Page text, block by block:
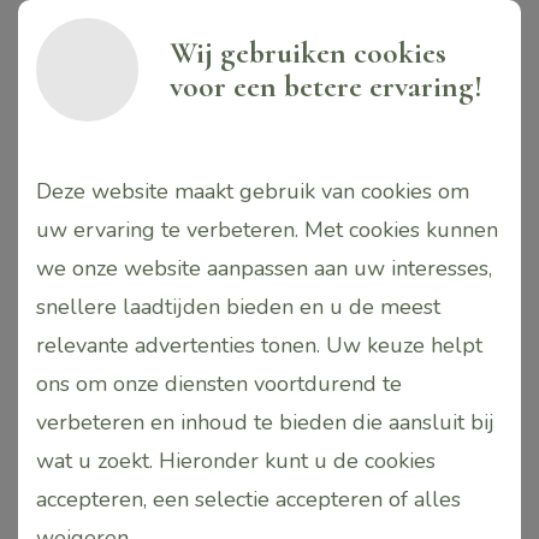
Toevoegen
aan
winkelwagen
Opties
selecteren
productpagina
Expert Mini Kit (Op=Op)
€75,70€ 49,95
product
heeft
meerdere
variaties.
Deze
optie
kan
gekozen
worden
Expert Nourishing Mask
5.00
€32,95
product
heeft
meerdere
variaties.
Deze
optie
kan
gekozen
worden
Wij gebruiken cookies
voor een betere ervaring!
Deze website maakt gebruik van cookies om
uw ervaring te verbeteren. Met cookies kunnen
we onze website aanpassen aan uw interesses,
snellere laadtijden bieden en u de meest
relevante advertenties tonen. Uw keuze helpt
ons om onze diensten voortdurend te
verbeteren en inhoud te bieden die aansluit bij
wat u zoekt. Hieronder kunt u de cookies
accepteren, een selectie accepteren of alles